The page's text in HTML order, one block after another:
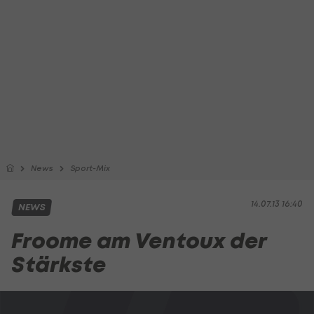
News Sport-Mix
14.07.13 16:40
NEWS
Froome am Ventoux der
Stärkste